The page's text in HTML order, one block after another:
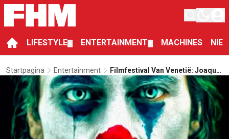
LIFESTYLE ENTERTAINMENT MACHINES
Startpagina Entertainment
Filmfestival Van Venetië: Joaquin
Phoenix En Scarlett Johansson
Op Leeuwenjacht